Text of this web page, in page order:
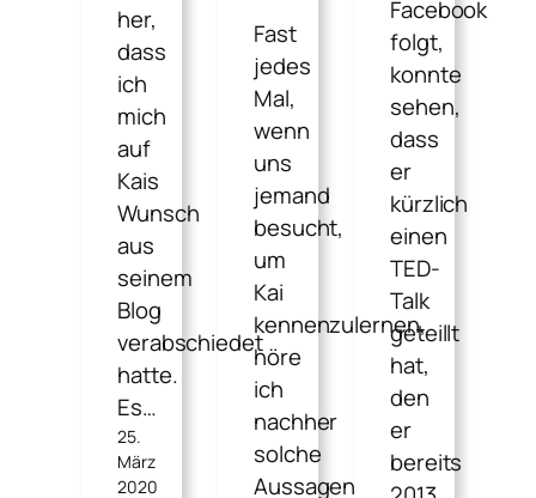
her,
dass
ich
mich
auf
Kais
Wunsch
aus
seinem
Blog
verabschiedet
hatte.
Es…
25.
März
2020
Fast
jedes
Mal,
wenn
uns
jemand
besucht,
um
Kai
kennenzulernen,
höre
ich
nachher
solche
Aussagen
Facebook
folgt,
konnte
sehen,
dass
er
kürzlich
einen
TED-
Talk
geteillt
hat,
den
er
bereits